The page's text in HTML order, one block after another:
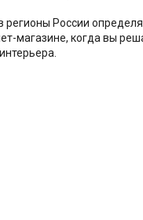
регионы России
магазине, когда вы